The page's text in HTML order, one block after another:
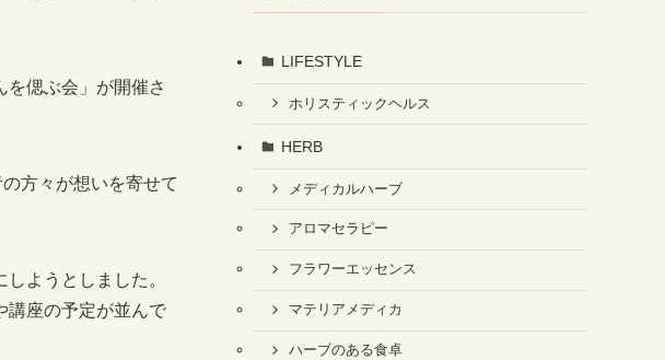
偲ぶ会」が開催さ
方々が想いを寄せて
ようとしました。
講座の予定が並んで
LIFESTYLE
ホリスティックヘルス
HERB
メディカルハーブ
アロマセラピー
フラワーエッセンス
マテリアメディカ
ハーブのある食卓